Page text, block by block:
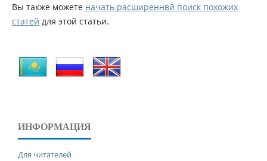
Вы также можете начать расширеннвй поиск похожих
статей для этой статьи.
ИНФОРМАЦИЯ
Для читателей